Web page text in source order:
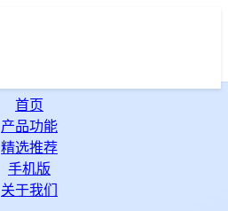
首页
产品功能
精选推荐
手机版
关于我们